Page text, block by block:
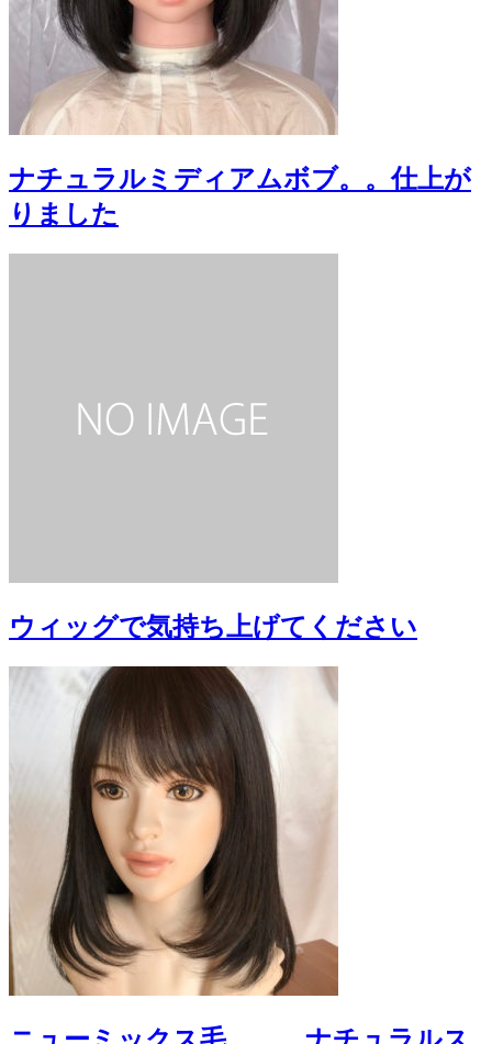
ナチュラルミディアムボブ。。仕上が
りました
ウィッグで気持ち上げてください